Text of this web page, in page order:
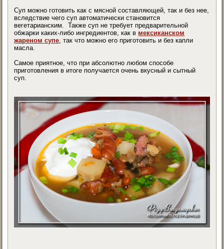
Суп можно готовить как с мясной составляющей, так и без нее,
вследствие чего суп автоматически становится
вегетарианским. Также суп не требует предварительной
обжарки каких-либо ингредиентов, как в мексиканском
жареном супе, так что можно его приготовить и без капли
масла.
Самое приятное, что при абсолютно любом способе
приготовления в итоге получается очень вкусный и сытный
суп.